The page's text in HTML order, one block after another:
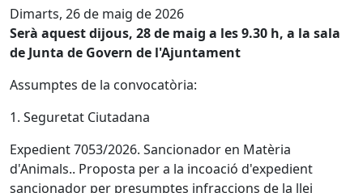
Dimarts, 26 de maig de 2026
Serà aquest dijous, 28 de maig a les 9.30 h, a la sala
de Junta de Govern de l'Ajuntament
Assumptes de la convocatòria:
1. Seguretat Ciutadana
Expedient 7053/2026. Sancionador en Matèria
d'Animals.. Proposta per a la incoació d'expedient
sancionador per presumptes infraccions de la llei